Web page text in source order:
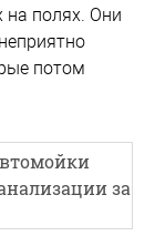
полях. Они
потом
за